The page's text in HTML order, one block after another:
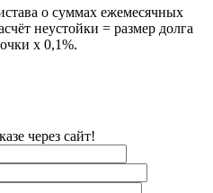
о суммах ежемесячных
неустойки = размер долга
х 0,1%.
через сайт!